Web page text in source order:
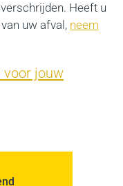
Heeft u
uw afval, neem
voor jouw